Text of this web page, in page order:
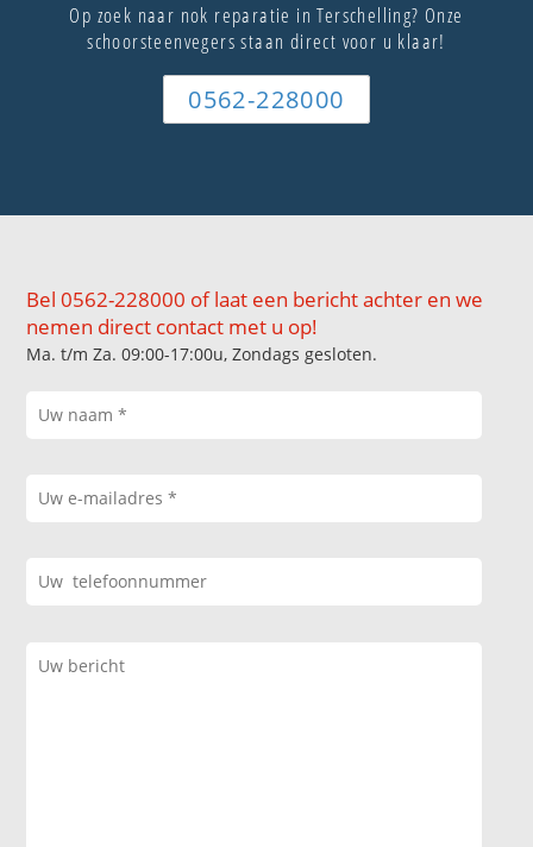
Op zoek naar nok reparatie in Terschelling? Onze
schoorsteenvegers staan direct voor u klaar!
0562-228000
Bel 0562-228000 of laat een bericht achter en we
nemen direct contact met u op!
Ma. t/m Za. 09:00-17:00u, Zondags gesloten.